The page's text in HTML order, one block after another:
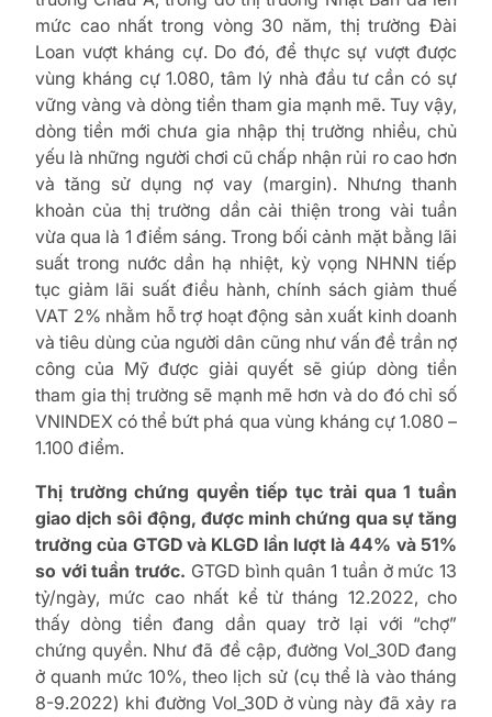
mức cao nhất trong vòng 30 năm, thị trường Đài
Loan vượt kháng cự. Do đó, để thực sự vượt được
vùng kháng cự 1.080, tâm lý nhà đầu tư cần có sự
vững vàng và dòng tiền tham gia mạnh mẽ. Tuy vậy,
dòng tiền mới chưa gia nhập thị trường nhiều, chủ
yếu là những người chơi cũ chấp nhận rủi ro cao hơn
và tăng sử dụng nợ vay (margin). Nhưng thanh
khoản của thị trường dần cải thiện trong vài tuần
vừa qua là 1 điểm sáng. Trong bối cảnh mặt bằng lãi
suất trong nước dần hạ nhiệt, kỳ vọng NHNN tiếp
tục giảm lãi suất điều hành, chính sách giảm thuế
VAT 2% nhằm hỗ trợ hoạt động sản xuất kinh doanh
và tiêu dùng của người dân cũng như vấn đề trần nợ
công của Mỹ được giải quyết sẽ giúp dòng tiền
tham gia thị trường sẽ mạnh mẽ hơn và do đó chỉ số
VNINDEX có thể bứt phá qua vùng kháng cự 1.080 –
1.100 điểm.
Thị trường chứng quyền tiếp tục trải qua 1 tuần
giao dịch sôi động, được minh chứng qua sự tăng
trưởng của GTGD và KLGD lần lượt là 44% và 51%
so với tuần trước. GTGD bình quân 1 tuần ở mức 13
tỷ/ngày, mức cao nhất kể từ tháng 12.2022, cho
thấy dòng tiền đang dần quay trở lại với “chợ”
chứng quyền. Như đã đề cập, đường Vol_30D đang
ở quanh mức 10%, theo lịch sử (cụ thể là vào tháng
8-9.2022) khi đường Vol_30D ở vùng này đã xảy ra